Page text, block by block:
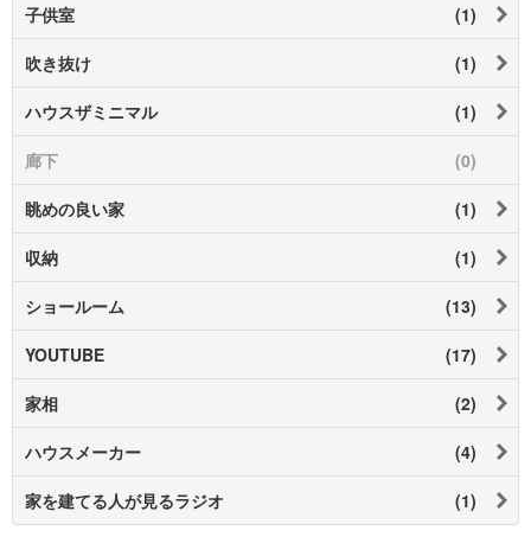
子供室 (1)
吹き抜け (1)
ハウスザミニマル (1)
廊下 (0)
眺めの良い家 (1)
収納 (1)
ショールーム (13)
YOUTUBE (17)
家相 (2)
ハウスメーカー (4)
家を建てる人が見るラジオ (1)